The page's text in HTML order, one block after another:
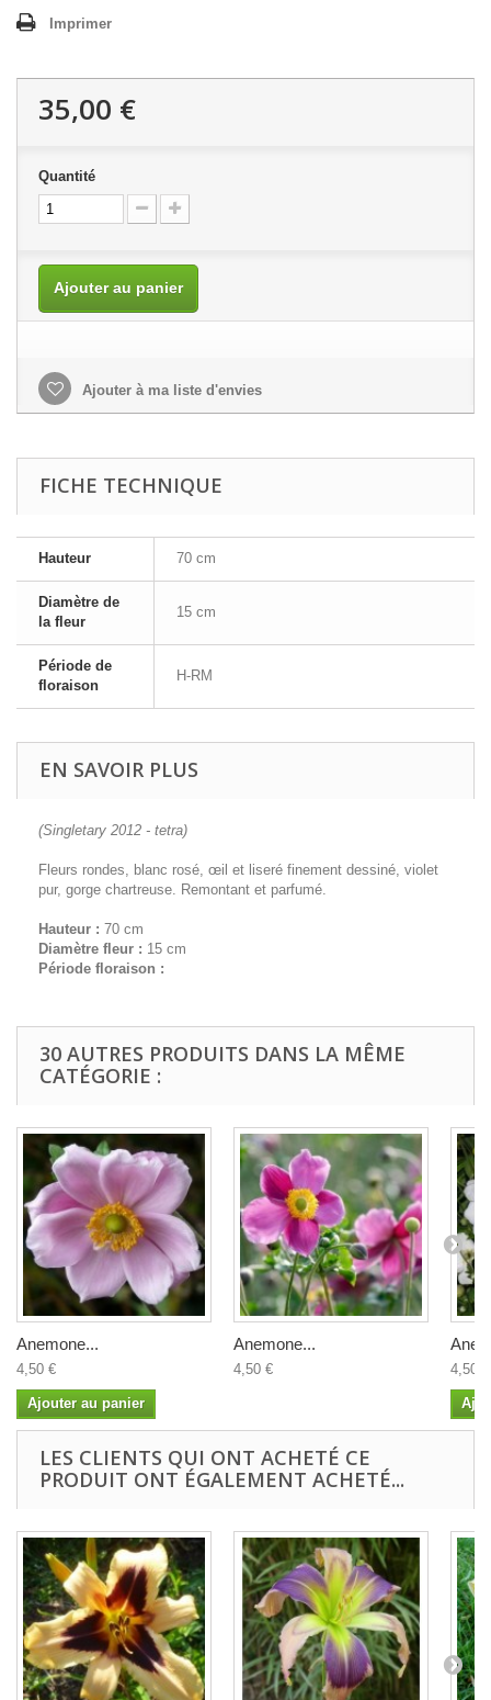
Imprimer
35,00 €
Quantité
Ajouter au panier
Ajouter à ma liste d'envies
FICHE TECHNIQUE
Hauteur 70 cm
Diamètre de
la fleur
15 cm
Période de
floraison
H-RM
EN SAVOIR PLUS
(Singletary 2012 - tetra)
Fleurs rondes, blanc rosé, œil et liseré finement dessiné, violet
pur, gorge chartreuse. Remontant et parfumé.
Hauteur : 70 cm
Diamètre fleur : 15 cm
Période floraison :
30 AUTRES PRODUITS DANS LA MÊME
CATÉGORIE :
Anemone...
4,50 €
Ajouter au panier
Anemone...
4,50 € 4,50 €
LES CLIENTS QUI ONT ACHETÉ CE
PRODUIT ONT ÉGALEMENT ACHETÉ...